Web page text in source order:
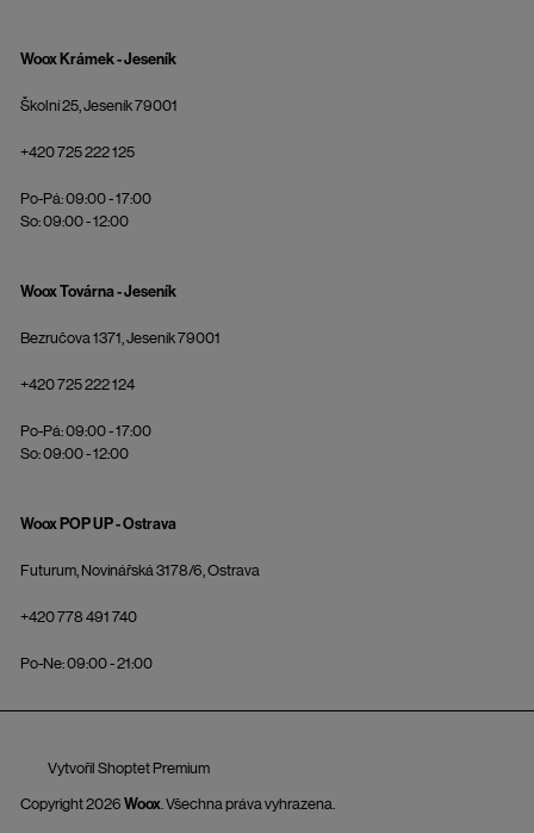
Woox Krámek - Jeseník
Školní 25, Jeseník 79001
+420 725 222 125
Po-Pá: 09:00 - 17:00
So: 09:00 - 12:00
Woox Továrna - Jeseník
Bezručova 1371, Jeseník 79001
+420 725 222 124
Po-Pá: 09:00 - 17:00
So: 09:00 - 12:00
Woox POP UP - Ostrava
Futurum, Novinářská 3178/6, Ostrava
+420 778 491 740
Po-Ne: 09:00 - 21:00
Vytvořil Shoptet Premium
Copyright 2026 Woox. Všechna práva vyhrazena.